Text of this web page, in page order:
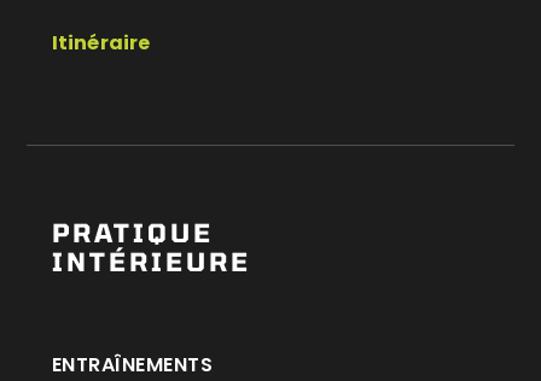
Itinéraire
PRATIQUE
INTÉRIEURE
ENTRAÎNEMENTS